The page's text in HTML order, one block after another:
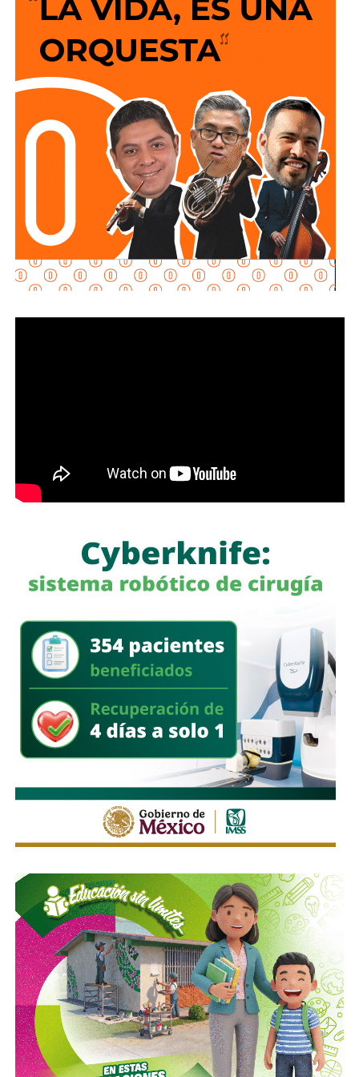
Torres, de norponiente a suroriente,
por lo quelos
vehículos que ingresen a la zona de la FENAPO
deberán hacerlo desde Calzada de Guadalup
utilizando esta vialidad como acceso principal. Como
alternativa,se contará con un acceso secundario por
avenida Simón Díaz, proveniente de avenida de la
Constitución.
Para la salida del recinto,el flujo vehicular se distribuirá
principalmente hacia Circuito Potosí,mediante la
incorporación desde avenida de las Torres. Como salida
secundaria, los automovilistas podrán continuar por esta
misma vialidad para incorporarse a avenida Simón Díaz,
con dirección a avenida de la Constitución y el
fraccionamiento Simón Díaz.
Como parte de la estrategia de movilidad, la avenida
será habilitado como callejón peatonal, mientras que el
segundo tramo funcionará como zona exclusiva para
La SSPC de la Capital exhorta a las y los asistentes a
la FENAPO a planificar sus traslados
, respetar la
señalización y las indicaciones del personal de Policía
Vial, así como considerar el uso de transporte público para
facilitar la movilidad en los alrededores del recinto.
Estas medidas buscan mantener un flujo vehicular
ordenado y seguro durante la feria, privilegiando tanto la
movilidad de quienes acuden al recinto como la seguridad
de peatones, usuarios del transporte público y habitantes
de las zonas aledañas.
2.0